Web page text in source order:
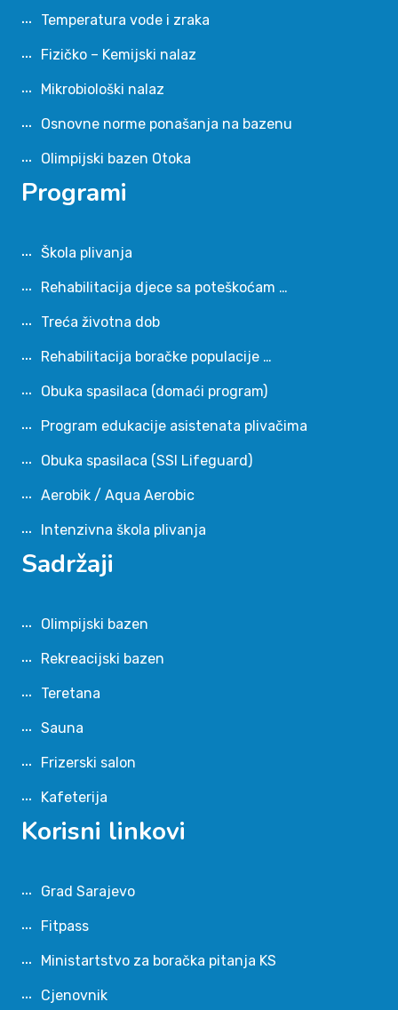
Temperatura vode i zraka
Fizičko – Kemijski nalaz
Mikrobiološki nalaz
Osnovne norme ponašanja na bazenu
Olimpijski bazen Otoka
Programi
Škola plivanja
Rehabilitacija djece sa poteškoćam …
Treća životna dob
Rehabilitacija boračke populacije …
Obuka spasilaca (domaći program)
Program edukacije asistenata plivačima
Obuka spasilaca (SSI Lifeguard)
Aerobik / Aqua Aerobic
Intenzivna škola plivanja
Sadržaji
Olimpijski bazen
Rekreacijski bazen
Teretana
Sauna
Frizerski salon
Kafeterija
Korisni linkovi
Grad Sarajevo
Fitpass
Ministartstvo za boračka pitanja KS
Cjenovnik